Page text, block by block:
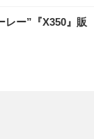
ー”『X350』販